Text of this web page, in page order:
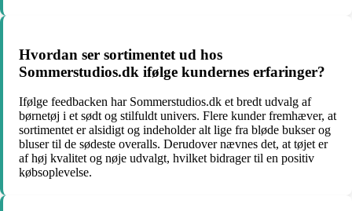
Hvordan ser sortimentet ud hos
Sommerstudios.dk ifølge kundernes erfaringer?
Ifølge feedbacken har Sommerstudios.dk et bredt udvalg af
børnetøj i et sødt og stilfuldt univers. Flere kunder fremhæver, at
sortimentet er alsidigt og indeholder alt lige fra bløde bukser og
bluser til de sødeste overalls. Derudover nævnes det, at tøjet er
af høj kvalitet og nøje udvalgt, hvilket bidrager til en positiv
købsoplevelse.